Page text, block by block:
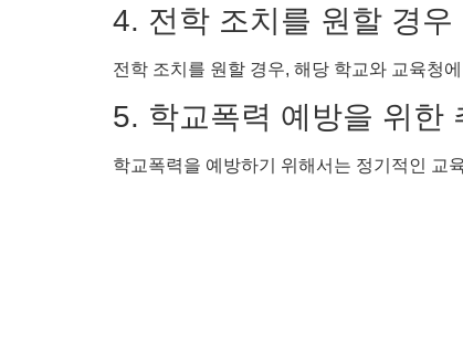
4. 전학 조치를 원할 경
전학 조치를 원할 경우, 해당 학교와 교육청
5. 학교폭력 예방을 위한
학교폭력을 예방하기 위해서는 정기적인 교